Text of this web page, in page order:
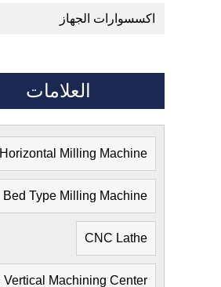
اكسسوارات الجهاز
العلامات
Horizontal Milling Machine
Bed Type Milling Machine
CNC Lathe
Vertical Machining Center